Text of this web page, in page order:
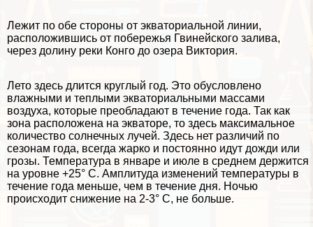
Лежит по обе стороны от экваториальной линии,
расположившись от побережья Гвинейского залива,
через долину реки Конго до озера Виктория.
Лето здесь длится круглый год. Это обусловлено
влажными и теплыми экваториальными массами
воздуха, которые преобладают в течение года. Так как
зона расположена на экваторе, то здесь максимальное
количество солнечных лучей. Здесь нет различий по
сезонам года, всегда жарко и постоянно идут дожди или
грозы. Температура в январе и июле в среднем держится
на уровне +25° С. Амплитуда изменений температуры в
течение года меньше, чем в течение дня. Ночью
происходит снижение на 2-3° С, не больше.